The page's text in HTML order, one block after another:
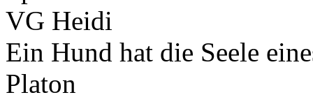
VG Heidi
Ein Hund hat die Seele
Platon